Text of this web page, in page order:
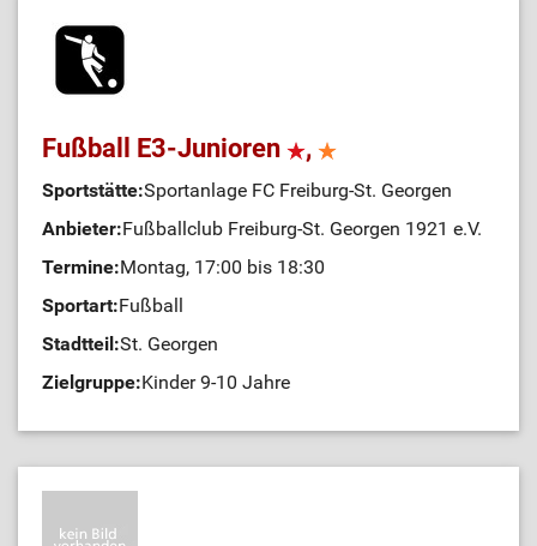
Fußball E3-Junioren ,
Sportstätte:Sportanlage FC Freiburg-St. Georgen
Anbieter:Fußballclub Freiburg-St. Georgen 1921 e.V.
Termine:Montag, 17:00 bis 18:30
Sportart:Fußball
Stadtteil:St. Georgen
Zielgruppe:Kinder 9-10 Jahre